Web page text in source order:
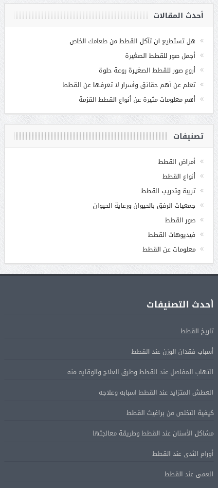
أحدث المقالات
هل تستطيع ان تآكل القطط من طعامك الخاص
أجمل صور للقطط الصغيرة
أروع صور للقطط الصغيرة روعة حلوة
تعلم عن أهم حقائق وأسرار لا تعرفها عن القطط
أهم معلومات مثيرة عن أنواع القطط القزمة
تصنيفات
أمراض القطط
أنواع القطط
تربية وتدريب القطط
جمعيات الرفق بالحيوان ورعاية الحيوان
صور القطط
فيديوهات القطط
معلومات عن القطط
أحدث التصنيفات
تاريخ القطط
أسباب فقدان الوزن عند القطط
التهاب المفاصل عند القطط وطرق العلاج والوقايه منه
العطش المتزايد عند القطط اسبابه وعلاجه
كيفية التخلص من براغيث القطط
مشاكل الأسنان عند القطط وطريقة معالجتها
أورام الثدى عند القطط
العمى عند القطط